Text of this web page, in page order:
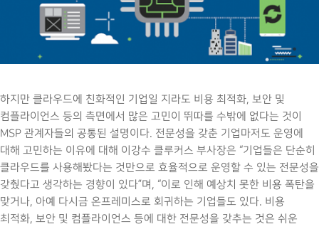
하지만 클라우드에 친화적인 기업일 지라도 비용 최적화, 보안 및
컴플라이언스 등의 측면에서 많은 고민이 뛰따를 수밖에 없다는 것이
MSP 관계자들의 공통된 설명이다. 전문성을 갖춘 기업마저도 운영에
대해 고민하는 이유에 대해 이강수 클루커스 부사장은 “기업들은 단순히
클라우드를 사용해봤다는 것만으로 효율적으로 운영할 수 있는 전문성을
갖췄다고 생각하는 경향이 있다”며, “이로 인해 예상치 못한 비용 폭탄을
맞거나, 아예 다시금 온프레미스로 회귀하는 기업들도 있다. 비용
최적화, 보안 및 컴플라이언스 등에 대한 전문성을 갖추는 것은 쉬운